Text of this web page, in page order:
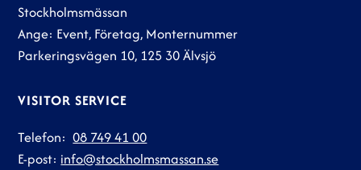
Stockholmsmässan
Ange: Event, Företag, Monternummer
Parkeringsvägen 10, 125 30 Älvsjö
VISITOR SERVICE
Telefon:08 749 41 00
E-post: info@stockholmsmassan.se